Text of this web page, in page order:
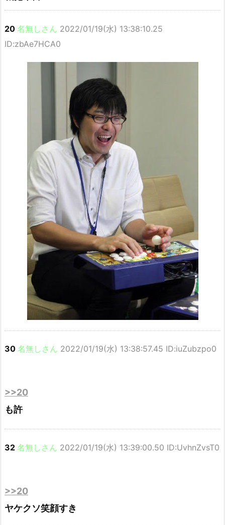
20 名無しさん 2022/01/19(水) 13:38:10.25
ID:zbAe7HCA0
30 名無しさん 2022/01/19(水) 13:38:57.45 ID:iuZubzpo0
>>20
も許
32 名無しさん 2022/01/19(水) 13:39:00.50 ID:UvhnZvsT0
>>20
ヤケクソ笑顔すき